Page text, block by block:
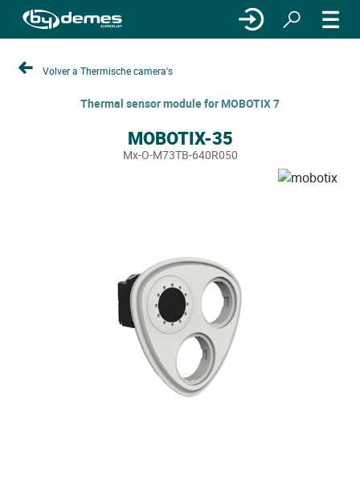
Volver a Thermische camera's
Thermal sensor module for MOBOTIX 7
MOBOTIX-35
Mx-O-M73TB-640R050